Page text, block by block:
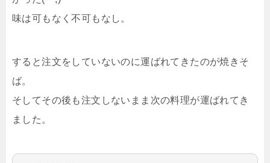
味は可もなく不可もなし。
すると注文をしていないのに運ばれてきたのが焼きそ
ば。
そしてその後も注文しないまま次の料理が運ばれてき
ました。